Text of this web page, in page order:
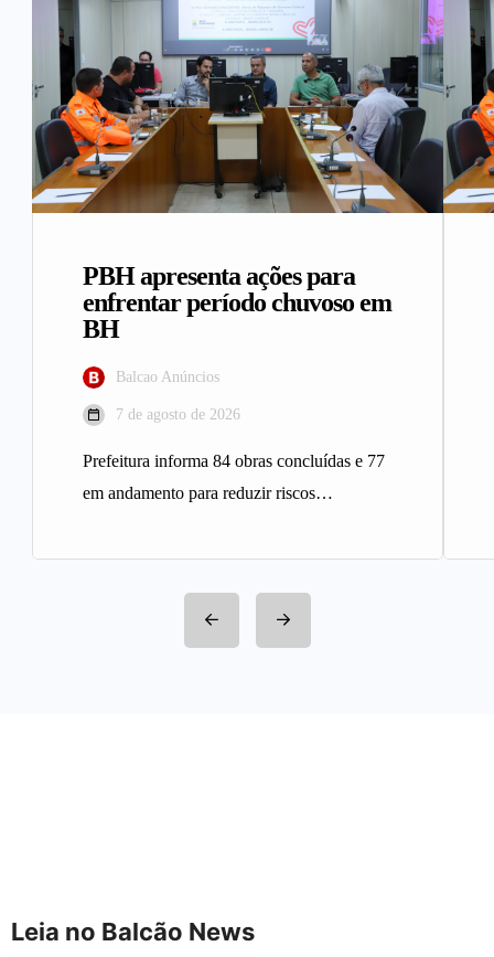
PBH apresenta ações para
enfrentar período chuvoso em
BH
Balcao Anúncios
7 de agosto de 2026
Prefeitura informa 84 obras concluídas e 77
em andamento para reduzir riscos
Horizonte…
Leia no Balcão News